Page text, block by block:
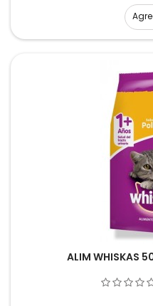
ALIM WHISKAS